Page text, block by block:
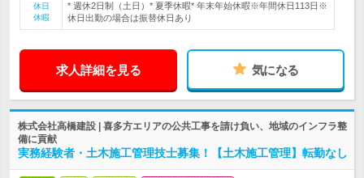
休日
休暇
* 週休2日制（土日）* 夏季休暇* 年末年始休暇※年間休日113日※
休日出勤の場合は振替休日あり
求人詳細を見る 気になる
株式会社高橋建設 | 喜多方エリアの公共工事を請け負い、地域のインフラ整
備に貢献
実務経験者・土木施工管理技士募集！【土木施工管理】転勤なし